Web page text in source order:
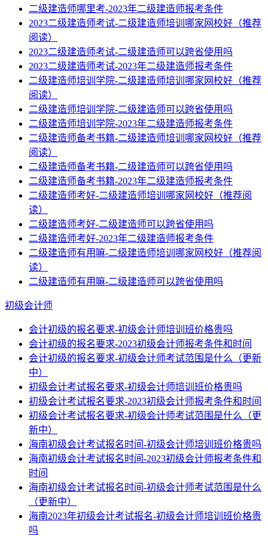
二级建造师哪里考-2023年二级建造师报考条件
2023二级建造师考试-二级建造师培训哪家网校好（推荐
阅读）
2023二级建造师考试-二级建造师可以跨省使用吗
2023二级建造师考试-2023年二级建造师报考条件
二级建造师培训学院-二级建造师培训哪家网校好（推荐
阅读）
二级建造师培训学院-二级建造师可以跨省使用吗
二级建造师培训学院-2023年二级建造师报考条件
二级建造师备考书籍-二级建造师培训哪家网校好（推荐
阅读）
二级建造师备考书籍-二级建造师可以跨省使用吗
二级建造师备考书籍-2023年二级建造师报考条件
二级建造师考好-二级建造师培训哪家网校好（推荐阅
读）
二级建造师考好-二级建造师可以跨省使用吗
二级建造师考好-2023年二级建造师报考条件
二级建造师有用嘛-二级建造师培训哪家网校好（推荐阅
读）
二级建造师有用嘛-二级建造师可以跨省使用吗
初级会计师
会计初级的报名要求-初级会计师培训班价格贵吗
会计初级的报名要求-2023初级会计师报考条件和时间
会计初级的报名要求-初级会计师考试范围是什么（更新
中）
初级会计考试报名要求-初级会计师培训班价格贵吗
初级会计考试报名要求-2023初级会计师报考条件和时间
初级会计考试报名要求-初级会计师考试范围是什么（更
新中）
海南初级会计考试报名时间-初级会计师培训班价格贵吗
海南初级会计考试报名时间-2023初级会计师报考条件和
时间
海南初级会计考试报名时间-初级会计师考试范围是什么
（更新中）
海南2023年初级会计考试报名-初级会计师培训班价格贵
吗